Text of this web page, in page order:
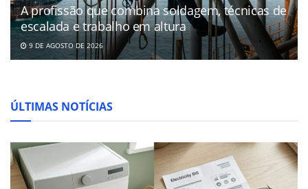
A profissão que combina soldagem, técnicas de
escalada e trabalho em altura
9 DE AGOSTO DE 2026
ÚLTIMAS NOTÍCIAS